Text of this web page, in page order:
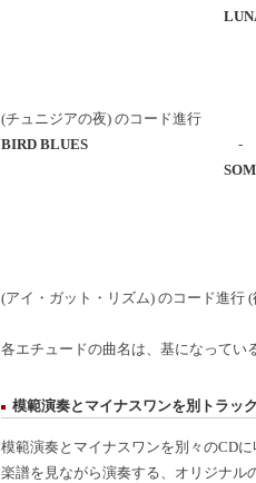
(チュニジアの夜) のコード進行
BIRD BLUES
-
(アイ・ガット・リズム) のコード進行
各エチュードの曲名は、基になってい
模範演奏とマイナスワンを別トラッ
模範演奏とマイナスワンを別々のCD
楽譜を見ながら演奏する、オリジナル